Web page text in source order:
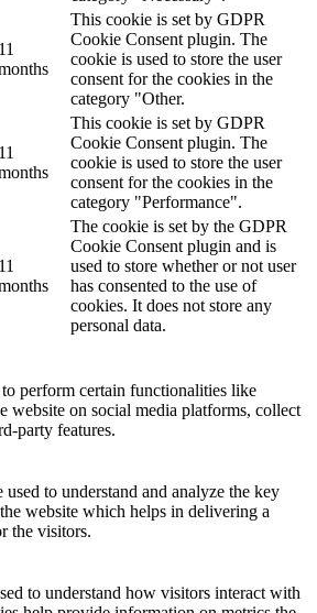
11
This cookie is set by GDPR
Cookie Consent plugin. The
cookie is used to store the user
consent for the cookies in the
category "Other.
11
This cookie is set by GDPR
Cookie Consent plugin. The
cookie is used to store the user
consent for the cookies in the
category "Performance".
11
The cookie is set by the GDPR
Cookie Consent plugin and is
used to store whether or not user
has consented to the use of
cookies. It does not store any
personal data.
perform certain functionalities like
website on social media platforms, collect
party features.
used to understand and analyze the key
website which helps in delivering a
the visitors.
to understand how visitors interact with